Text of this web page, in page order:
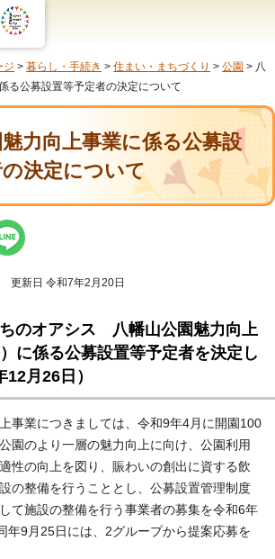
ジ > 暮らし・手続き > 住まい・まちづくり > 公園 > 八
る公募設置等予定者の決定について
力向上事業に係る公募設
決定について
更新日 令和7年2月20日
のオアシス 八幡山公園魅力向上
に係る公募設置等予定者を決定し
月26日）
事業につきましては、令和9年4月に開園100
園のより一層の魅力向上に向け、公園利用
性の向上を図り、賑わいの創出に資する飲
の整備を行うこととし、公募設置管理制度
て施設の整備を行う事業者の募集を令和6年
年9月25日には、2グループから提案応募を